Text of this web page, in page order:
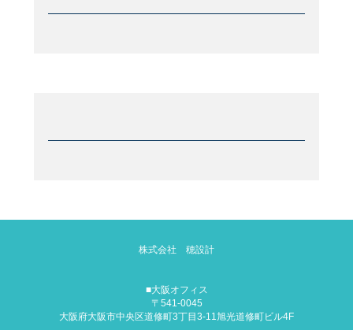
株式会社 穂設計
■大阪オフィス
〒541-0045
大阪府大阪市中央区道修町3丁目3-11旭光道修町ビル4F